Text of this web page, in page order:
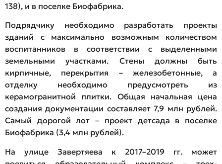
138), и в поселке Биофабрика.
Подрядчику необходимо разработать проекты
зданий с максимально возможным количеством
воспитанников в соответствии с выделенными
земельными участками. Стены должны быть
кирпичные, перекрытия – железобетонные, а
отделку необходимо предусмотреть из
керамогранитной плитки. Общая начальная цена
создания документации составляет 7,9 млн рублей.
Самый дорогой лот – проект детсада в поселке
Биофабрика (3,4 млн рублей).
На улице Завертяева к 2017–2019 гг. может